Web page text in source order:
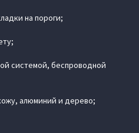
на пороги;
системой, беспроводной
алюминий и дерево;